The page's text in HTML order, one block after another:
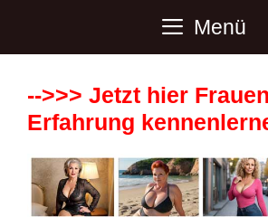
Menü
-->>> Jetzt hier
Erfahrung